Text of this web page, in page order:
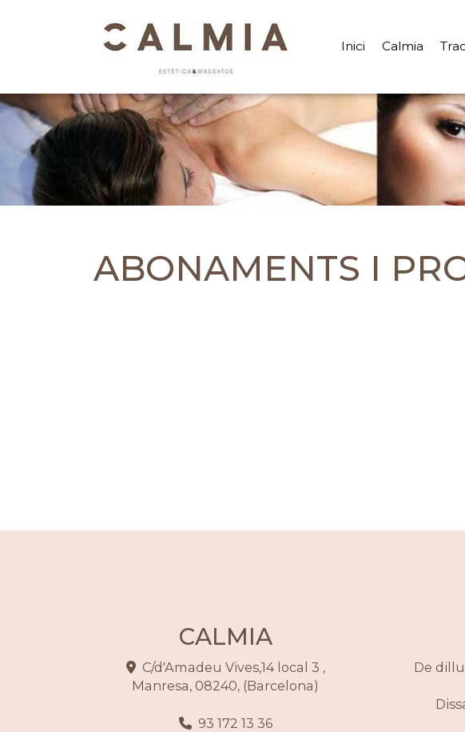
Inici Calmia
ABONAMENTS I
CALMIA
C/d'Amadeu Vives,14 local 3 ,
Manresa, 08240, (Barcelona)
93 172 13 36
De